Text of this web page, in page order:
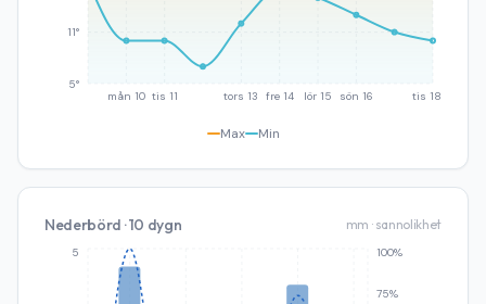
mån 10 tis 11 tors 13 fre 14 lör 15 sön 16 tis 18
5°
11°
Max Min
Nederbörd · 10 dygn mm · sannolikhet
5
75%
100%